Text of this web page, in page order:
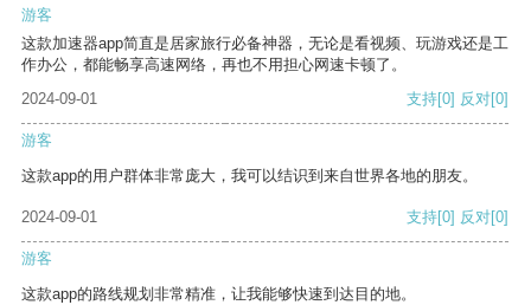
游客
这款加速器app简直是居家旅行必备神器，无论是看视频、玩游戏还是工
作办公，都能畅享高速网络，再也不用担心网速卡顿了。
2024-09-01
支持[0] 反对[0]
游客
这款app的用户群体非常庞大，我可以结识到来自世界各地的朋友。
2024-09-01 支持[0] 反对[0]
游客
这款app的路线规划非常精准，让我能够快速到达目的地。